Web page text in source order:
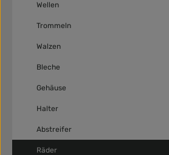
Wellen
Trommeln
Walzen
Bleche
Gehäuse
Halter
Abstreifer
Räder